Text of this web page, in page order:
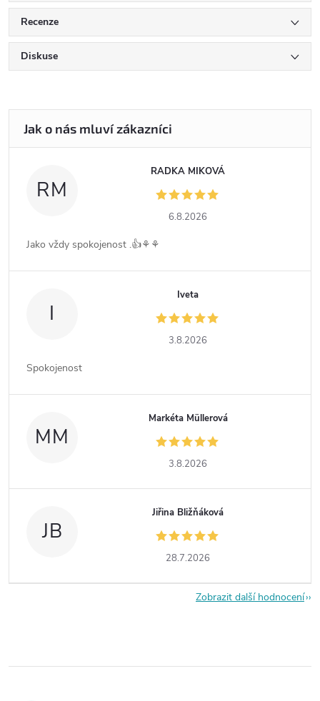
Recenze
Diskuse
RM
RADKA MIKOVÁ
6.8.2026
Jako vždy spokojenost .👍⚘️⚘️
I
Iveta
3.8.2026
Spokojenost
MM
Markéta Müllerová
3.8.2026
JB
Jiřina Bližňáková
28.7.2026
Zobrazit další hodnocení